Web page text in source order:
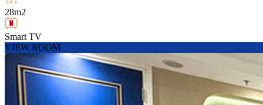
28m2
Smart TV
VIEW ROOM